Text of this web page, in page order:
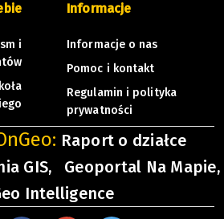
i
Informacje
Informacje o nas
Pomoc i kontakt
Regulamin i polityka
prywatności
Raport o działce
GIS,
Geoportal Na Mapie,
Intelligence